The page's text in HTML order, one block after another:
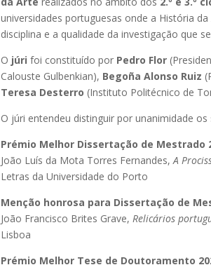
universidades portuguesas onde a História
disciplina e a qualidade da investigação que
O júri foi constituído por Pedro Flor
Calouste Gulbenkian), Begoña Alonso Ruiz
Teresa Desterro (Instituto Politécnico de
O júri entendeu distinguir por unanimidade
Prémio Melhor Dissertação de Mestrado
João Luís da Mota Torres Fernandes,A
Letras da Universidade do Porto
Menção honrosa para Dissertação de
João Francisco Brites Grave,Relicários
Lisboa
Prémio Melhor Tese de Doutoramento